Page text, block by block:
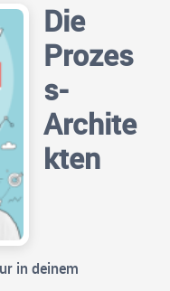
Die
Prozes
s-
Archite
kten
in deinem